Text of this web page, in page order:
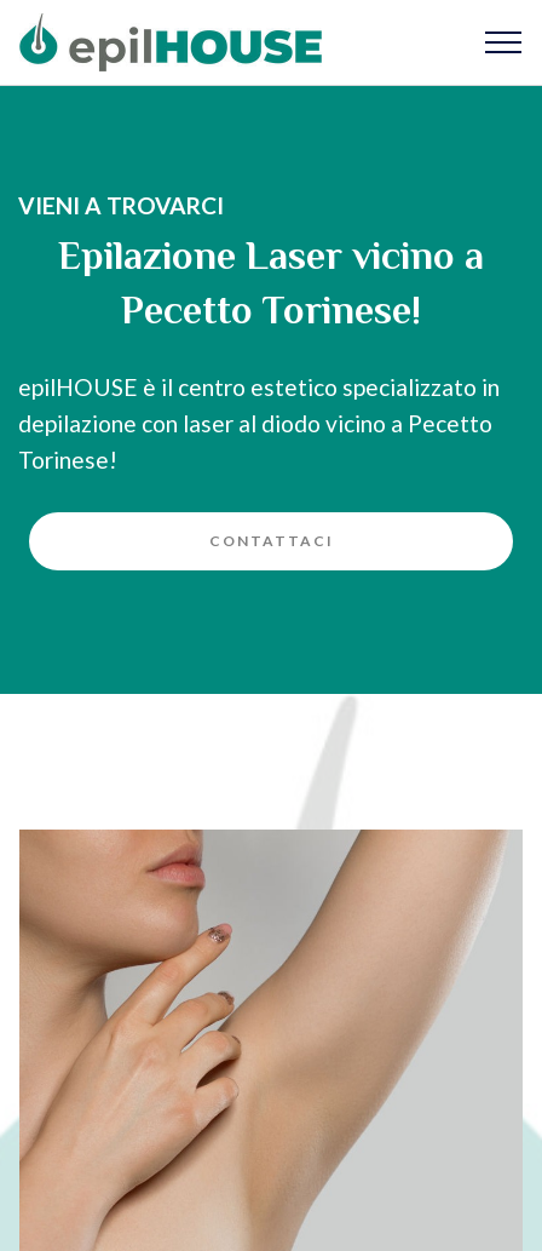
VIENI A TROVARCI
Epilazione Laser vicino a
Pecetto Torinese!
epilHOUSE è il centro estetico specializzato in
depilazione con laser al diodo vicino a Pecetto
Torinese!
CONTATTACI